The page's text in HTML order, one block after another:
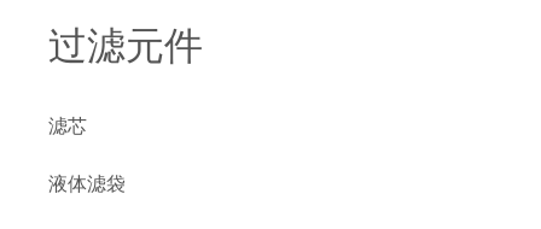
过滤元件
滤芯
液体滤袋